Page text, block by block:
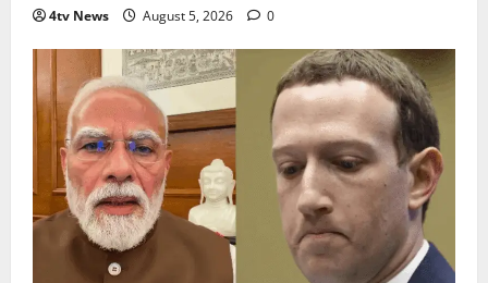
4tv News August 5, 2026 0